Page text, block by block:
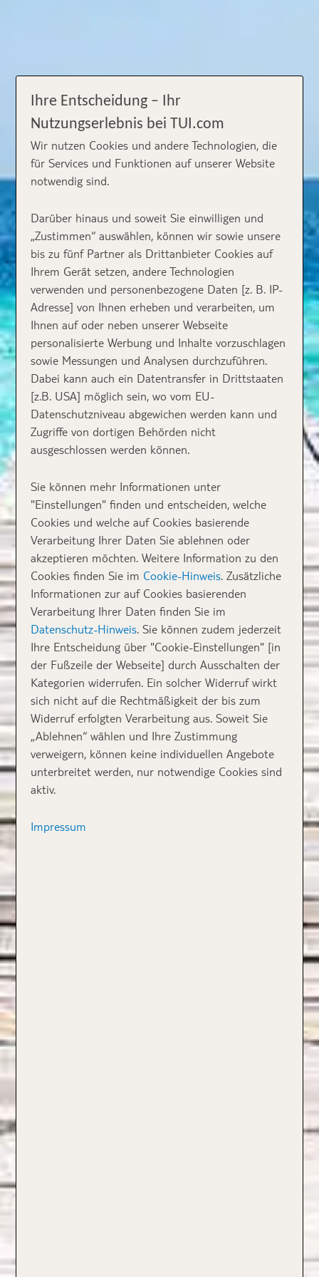
Ihre Entscheidung – Ihr
Nutzungserlebnis bei TUI.com
Wir nutzen Cookies und andere Technologien, die
für Services und Funktionen auf unserer Website
notwendig sind.
Darüber hinaus und soweit Sie einwilligen und
„Zustimmen“ auswählen, können wir sowie unsere
bis zu fünf Partner als Drittanbieter Cookies auf
Ihrem Gerät setzen, andere Technologien
verwenden und personenbezogene Daten [z. B. IP-
Adresse] von Ihnen erheben und verarbeiten, um
Ihnen auf oder neben unserer Webseite
personalisierte Werbung und Inhalte vorzuschlagen
sowie Messungen und Analysen durchzuführen.
Dabei kann auch ein Datentransfer in Drittstaaten
[z.B. USA] möglich sein, wo vom EU-
Datenschutzniveau abgewichen werden kann und
Zugriffe von dortigen Behörden nicht
ausgeschlossen werden können.
Sie können mehr Informationen unter
"Einstellungen" finden und entscheiden, welche
Cookies und welche auf Cookies basierende
Verarbeitung Ihrer Daten Sie ablehnen oder
akzeptieren möchten. Weitere Information zu den
Cookies finden Sie im Cookie-Hinweis. Zusätzliche
Informationen zur auf Cookies basierenden
Verarbeitung Ihrer Daten finden Sie im
Datenschutz-Hinweis. Sie können zudem jederzeit
Ihre Entscheidung über "Cookie-Einstellungen" [in
der Fußzeile der Webseite] durch Ausschalten der
Kategorien widerrufen. Ein solcher Widerruf wirkt
sich nicht auf die Rechtmäßigkeit der bis zum
Widerruf erfolgten Verarbeitung aus. Soweit Sie
„Ablehnen“ wählen und Ihre Zustimmung
verweigern, können keine individuellen Angebote
unterbreitet werden, nur notwendige Cookies sind
aktiv.
Impressum